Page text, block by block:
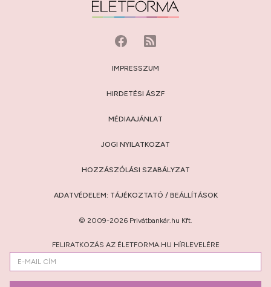
IMPRESSZUM
HIRDETÉSI ÁSZF
MÉDIAAJÁNLAT
JOGI NYILATKOZAT
HOZZÁSZÓLÁSI SZABÁLYZAT
ADATVÉDELEM: TÁJÉKOZTATÓ / BEÁLLÍTÁSOK
© 2009-2026 Privátbankár.hu Kft.
FELIRATKOZÁS AZ ÉLETFORMA.HU HÍRLEVELÉRE